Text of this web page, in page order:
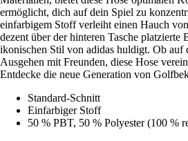
ermöglicht, dich auf dein Spiel zu
einfarbigem Stoff verleiht einen Hauch
dezent über der hinteren Tasche platzierte
ikonischen Stil von adidas huldigt. Ob auf
Ausgehen mit Freunden, diese Hose
Entdecke die neue Generation von
Standard-Schnitt
Einfarbiger Stoff
50 % PBT, 50 % Polyester (100 %